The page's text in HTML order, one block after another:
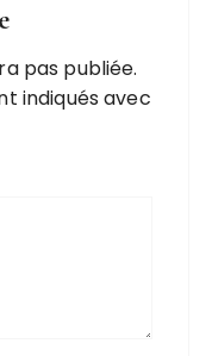
pas publiée.
indiqués avec